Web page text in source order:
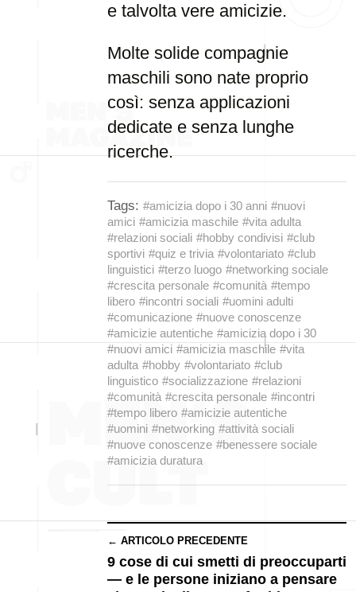
e talvolta vere amicizie.
Molte solide compagnie
maschili sono nate proprio
così: senza applicazioni
dedicate e senza lunghe
ricerche.
Tags: #amicizia dopo i 30 anni #nuovi
amici #amicizia maschile #vita adulta
#relazioni sociali #hobby condivisi #club
sportivi #quiz e trivia #volontariato #club
linguistici #terzo luogo #networking sociale
#crescita personale #comunità #tempo
libero #incontri sociali #uomini adulti
#comunicazione #nuove conoscenze
#amicizie autentiche #amicizia dopo i 30
#nuovi amici #amicizia maschile #vita
adulta #hobby #volontariato #club
linguistico #socializzazione #relazioni
#comunità #crescita personale #incontri
#tempo libero #amicizie autentiche
#uomini #networking #attività sociali
#nuove conoscenze #benessere sociale
#amicizia duratura
← ARTICOLO PRECEDENTE
9 cose di cui smetti di preoccuparti
— e le persone iniziano a pensare